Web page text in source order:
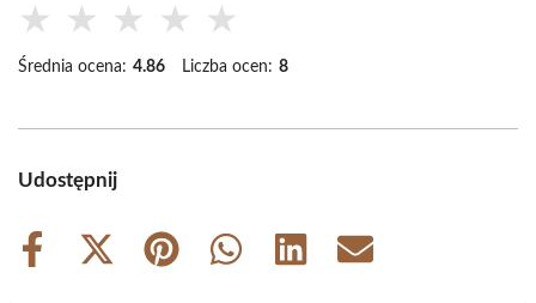
★ ★ ★ ★ ★
Średnia ocena: 4.86 Liczba ocen: 8
Udostępnij
Share
Share
Share
Share
Share
Share